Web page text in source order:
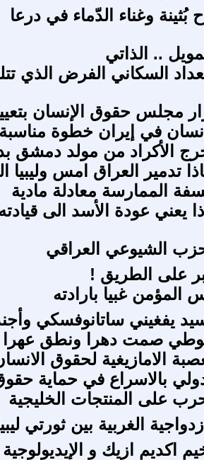
بُثينة وغناء الدّماء في درعا
.. الذاتي
السكاني الفرض الذي
مجلس حقوق الإنسان
في إيران خطوة
الأكراد من مولد
تدمير العراق امس وليبيا
الممارسة معادلة مادية
يعني عودة الأسد الى
الشيوعي العراقي
على الطريق !
المؤمن غبيا بارادته
يفغيني ساتانوفسكي
صمت دهرا ونطق عهرا
الامازيغية لحقوق
بالاسراع في حماية
على المنتجات الخليجية
الغربية بين ثورتي
اكديم ازيك و